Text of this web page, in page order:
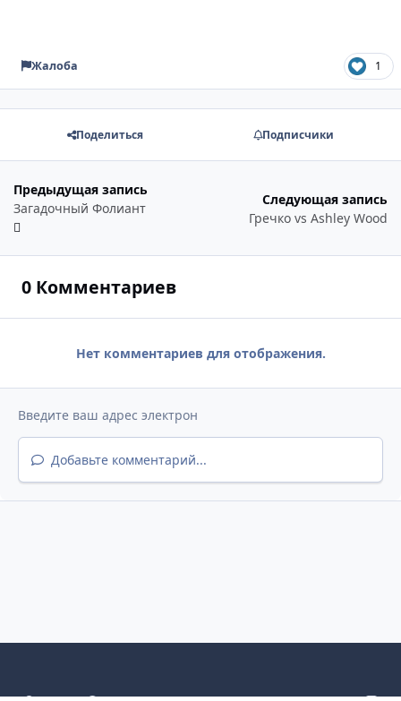
Жалоба 1
Поделиться Подписчики
Предыдущая запись
Загадочный Фолиант
Следующая запись
Гречко vs Ashley Wood
0 Комментариев
Нет комментариев для отображения.
Добавьте комментарий...
Светлый режим
Темный режим
Как в системе